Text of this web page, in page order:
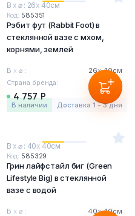
В х ⌀ : 26х 40см
Код: 585351
Рэбит фут (Rabbit Foot) в
стеклянной вазе с мхом,
корнями, землей
В х ⌀ : 26х40см
Страна бренда:
Бельгия
4 757 Р
в наличии Доставка 1 - 3 дня
В х ⌀ : 40х 40см
Код: 585329
Грин лайфстайл биг (Green
Lifestyle Big) в стеклянной
вазе с водой
В х ⌀ : 40х40см